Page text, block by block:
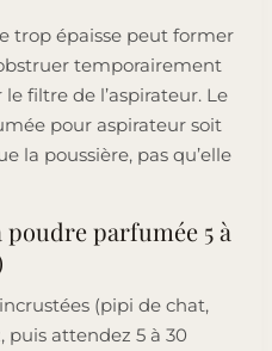
trop épaisse peut former
temporairement
filtre de l’aspirateur. Le
pour aspirateur soit
la poussière, pas qu’elle
poudre parfumée 5 à
(pipi de chat,
puis attendez 5 à 30